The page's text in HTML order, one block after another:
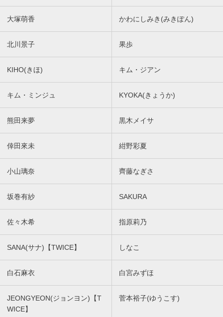
大塚萌香 かわにしみき(みきぽん)
北川景子 果歩
KIHO(きほ) キム・ジアン
キム・ミンジュ KYOKA(きょうか)
熊田来夢 黒木メイサ
倖田來未 紺野彩夏
小山璃奈 齊藤なぎさ
坂巻有紗 SAKURA
佐々木希 指原莉乃
SANA(サナ)【TWICE】 しなこ
白石麻衣 白宮みずほ
JEONGYEON(ジョンヨン)【T
WICE】
菅本裕子(ゆうこす)